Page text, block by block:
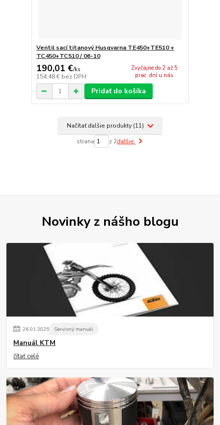
Ventil sací titanový Husqvarna TE450+TE510 +
TC450+TC510 / 06-10
190,01 €/ks
154,48 € bez DPH
Zvyčajne do 2 až 5
prac. dní u nás
Pridať do košíka
Načítať ďalšie produkty (11)
strana z 2ďalšie
Novinky z nášho blogu
26.01.2025 Servisný manuál
Manuál KTM
čítať celé